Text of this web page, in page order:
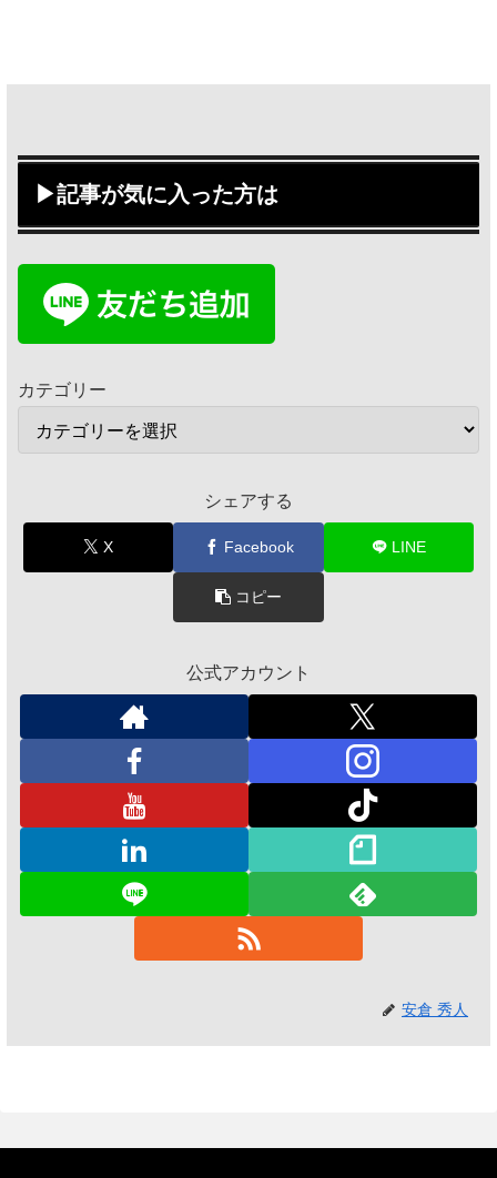
▶記事が気に入った方は
カテゴリー
シェアする
X Facebook LINE
コピー
公式アカウント
安倉 秀人